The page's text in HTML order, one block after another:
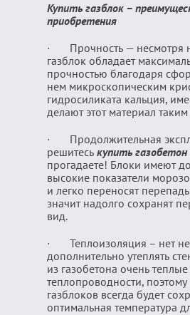
Купить газблок –
приобретения
· Прочность — несмотря
газблок обладает
прочностью благодаря
нем микроскопическим
гидросиликата кальция,
делают этот материал
· Продолжительная
решитесь купить газобетон
прогадаете! Блоки имеют
высокие показатели
и легко переносят
значит надолго сохранят
вид.
· Теплоизоляция – нет
дополнительно утеплять
из газобетона очень
теплопроводности,
газблоков всегда будет
оптимальная температура